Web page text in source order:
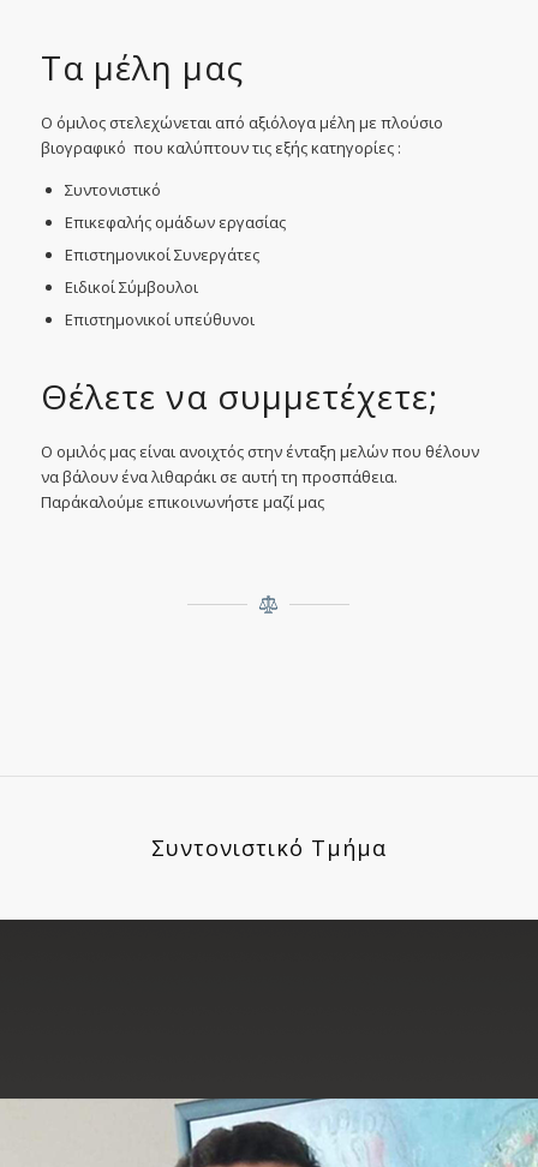
Τα μέλη μας
Ο όμιλος στελεχώνεται από αξιόλογα μέλη με πλούσιο
βιογραφικό που καλύπτουν τις εξής κατηγορίες :
Συντονιστικό
Επικεφαλής ομάδων εργασίας
Επιστημονικοί Συνεργάτες
Ειδικοί Σύμβουλοι
Επιστημονικοί υπεύθυνοι
Θέλετε να συμμετέχετε;
Ο ομιλός μας είναι ανοιχτός στην ένταξη μελών που θέλουν
να βάλουν ένα λιθαράκι σε αυτή τη προσπάθεια.
Παράκαλούμε επικοινωνήστε μαζί μας
Συντονιστικό Τμήμα